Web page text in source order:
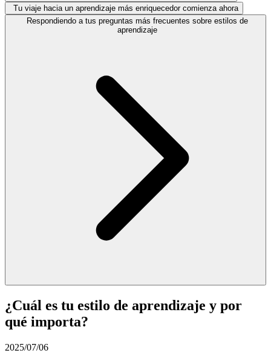
Tu viaje hacia un aprendizaje más enriquecedor comienza ahora
Respondiendo a tus preguntas más frecuentes sobre estilos de
aprendizaje
¿Cuál es tu estilo de aprendizaje y por
qué importa?
2025/07/06